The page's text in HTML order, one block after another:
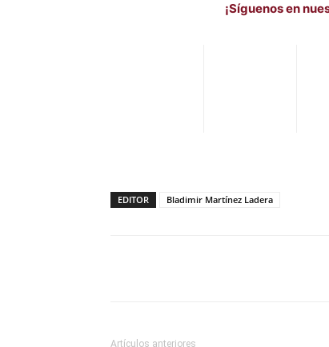
¡Síguenos en
EDITOR Bladimir Martínez Ladera
Artículos anteriores